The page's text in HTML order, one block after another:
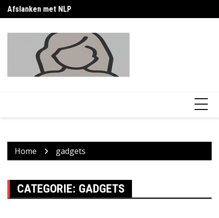
Skip
to
Afslanken met NLP
Calorieen vrouw afvallen: praktische gids
Home gadgets
CATEGORIE: GADGETS